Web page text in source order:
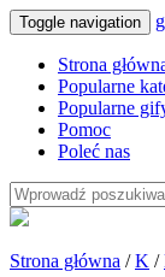
Toggle navigation
Strona
Popularne
Popularne
Pomoc
Poleć nas
Strona główna /K /